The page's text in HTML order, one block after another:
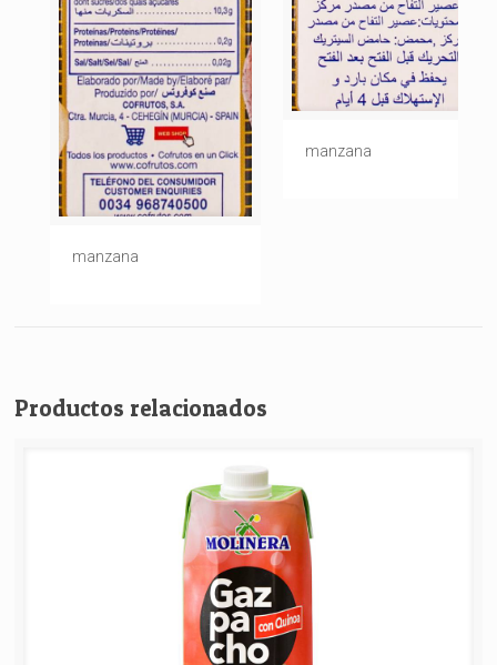
manzana
manzana
Productos relacionados